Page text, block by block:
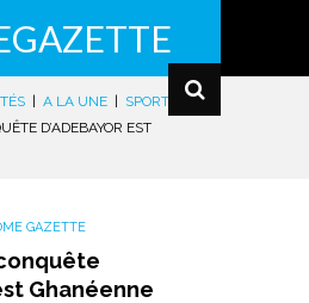
A LA UNE SPORTS
|
D’ADEBAYOR EST
GAZETTE
Ghanéenne